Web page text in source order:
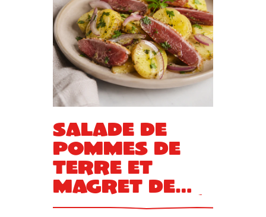
Salade de
pommes de
terre et
magret de
canard fumé